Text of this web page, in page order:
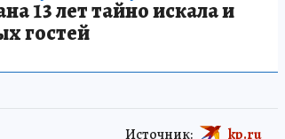
13 лет тайно искала и
гостей
Источник: kp.ru